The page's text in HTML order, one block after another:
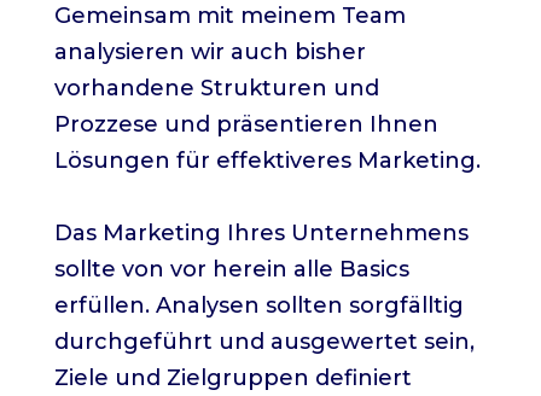
Gemeinsam mit meinem Team
analysieren wir auch bisher
vorhandene Strukturen und
Prozzese und präsentieren Ihnen
Lösungen für effektiveres Marketing.
Das Marketing Ihres Unternehmens
sollte von vor herein alle Basics
erfüllen. Analysen sollten sorgfälltig
durchgeführt und ausgewertet sein,
Ziele und Zielgruppen definiert